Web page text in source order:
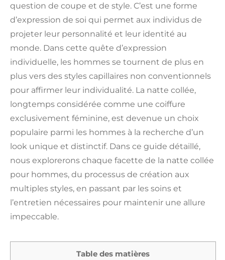
question de coupe et de style. C’est une forme
d’expression de soi qui permet aux individus de
projeter leur personnalité et leur identité au
monde. Dans cette quête d’expression
individuelle, les hommes se tournent de plus en
plus vers des styles capillaires non conventionnels
pour affirmer leur individualité. La natte collée,
longtemps considérée comme une coiffure
exclusivement féminine, est devenue un choix
populaire parmi les hommes à la recherche d’un
look unique et distinctif. Dans ce guide détaillé,
nous explorerons chaque facette de la natte collée
pour hommes, du processus de création aux
multiples styles, en passant par les soins et
l’entretien nécessaires pour maintenir une allure
impeccable.
Table des matières